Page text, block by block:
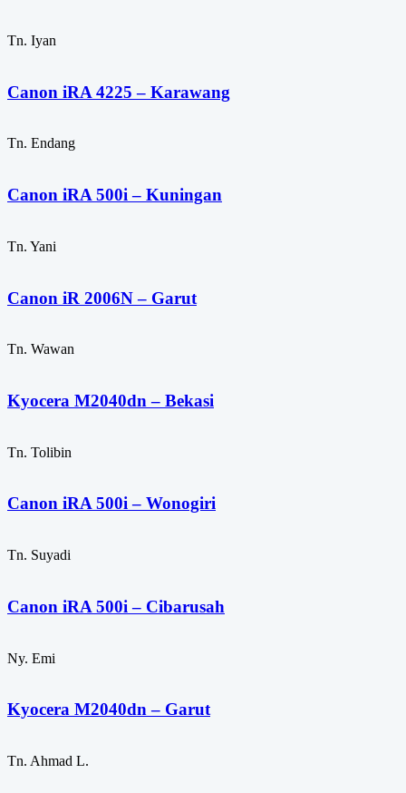
Tn. Iyan
Canon iRA 4225 – Karawang
Tn. Endang
Canon iRA 500i – Kuningan
Tn. Yani
Canon iR 2006N – Garut
Tn. Wawan
Kyocera M2040dn – Bekasi
Tn. Tolibin
Canon iRA 500i – Wonogiri
Tn. Suyadi
Canon iRA 500i – Cibarusah
Ny. Emi
Kyocera M2040dn – Garut
Tn. Ahmad L.